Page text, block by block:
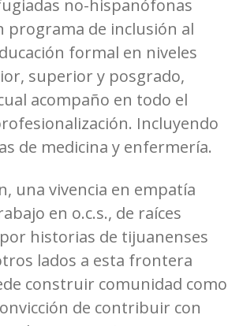
no-hispanófonas
programa de inclusión al
formal en niveles
superior y posgrado,
acompaño en todo el
Incluyendo
de medicina y enfermería.
una vivencia en empatía
en o.c.s., de raíces
historias de tijuanenses
lados a esta frontera
construir comunidad como
de contribuir con